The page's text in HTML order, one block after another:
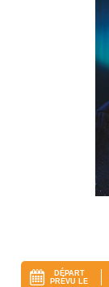
DÉPART
PRÉVU LE